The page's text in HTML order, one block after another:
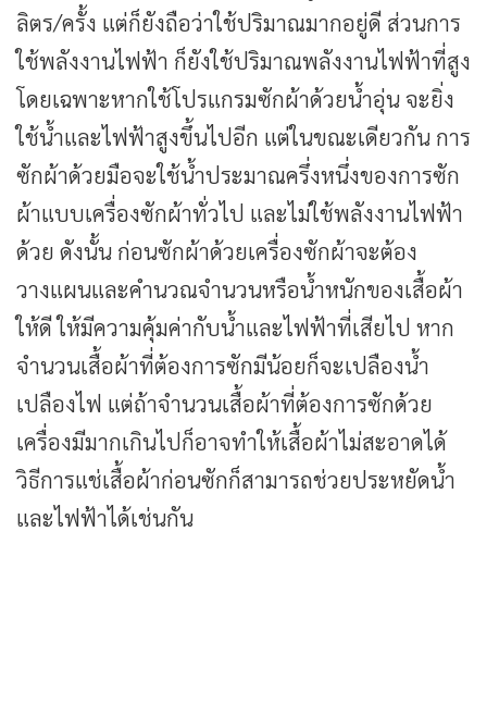
ลิตร/ครั้ง แต่ก็ยังถือว่าใช้ปริมาณมากอยู่ดี ส่วนการ
ใช้พลังงานไฟฟ้า ก็ยังใช้ปริมาณพลังงานไฟฟ้าที่สูง
โดยเฉพาะหากใช้โปรแกรมซักผ้าด้วยน้ำอุ่น จะยิ่ง
ใช้น้ำและไฟฟ้าสูงขึ้นไปอีก แต่ในขณะเดียวกัน การ
ซักผ้าด้วยมือจะใช้น้ำประมาณครึ่งหนึ่งของการซัก
ผ้าแบบเครื่องซักผ้าทั่วไป และไม่ใช้พลังงานไฟฟ้า
ด้วย ดังนั้น ก่อนซักผ้าด้วยเครื่องซักผ้าจะต้อง
วางแผนและคำนวณจำนวนหรือน้ำหนักของเสื้อผ้า
ให้ดี ให้มีความคุ้มค่ากับน้ำและไฟฟ้าที่เสียไป หาก
จำนวนเสื้อผ้าที่ต้องการซักมีน้อยก็จะเปลืองน้ำ
เปลืองไฟ แต่ถ้าจำนวนเสื้อผ้าที่ต้องการซักด้วย
เครื่องมีมากเกินไปก็อาจทำให้เสื้อผ้าไม่สะอาดได้
วิธีการแช่เสื้อผ้าก่อนซักก็สามารถช่วยประหยัดน้ำ
และไฟฟ้าได้เช่นกัน